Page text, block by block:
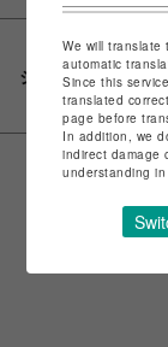
シェアする
We will
automatic
Since this
translated
page before
In addition, we
indirect damage
understanding